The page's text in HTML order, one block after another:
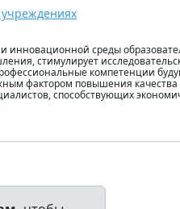
учреждениях
инновационной среды
стимулирует
компетенции
фактором повышения качества
способствующих